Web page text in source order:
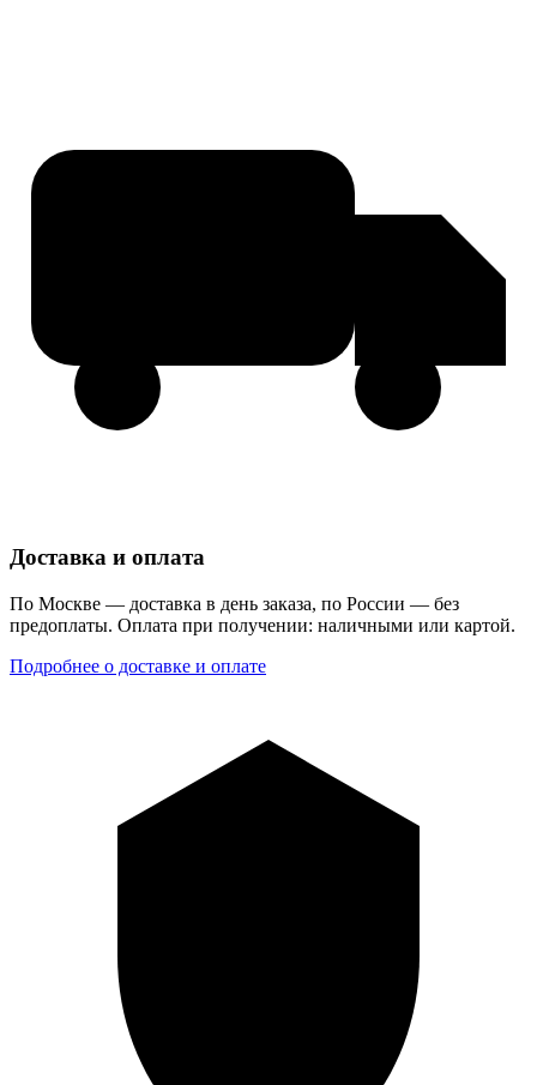
Доставка и оплата
По Москве — доставка в день заказа, по России — без
предоплаты. Оплата при получении: наличными или картой.
Подробнее о доставке и оплате